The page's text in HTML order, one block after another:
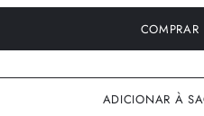
COMPRAR
ADICIONAR À